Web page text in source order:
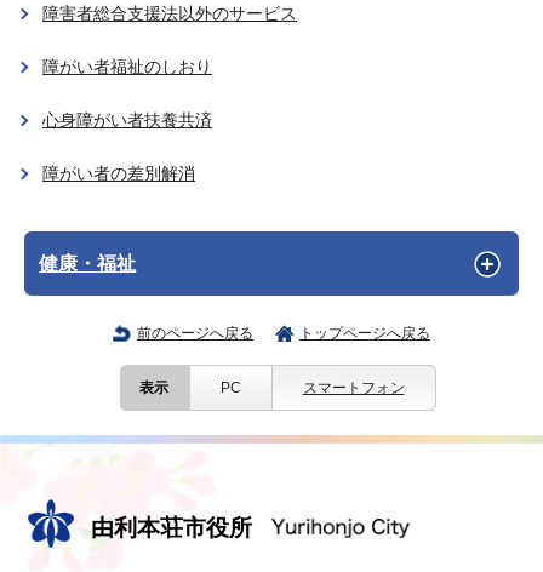
障害者総合支援法以外のサービス
障がい者福祉のしおり
心身障がい者扶養共済
障がい者の差別解消
健康・福祉
前のページへ戻る トップページへ戻る
表示 PC スマートフォン
由利本荘市役所